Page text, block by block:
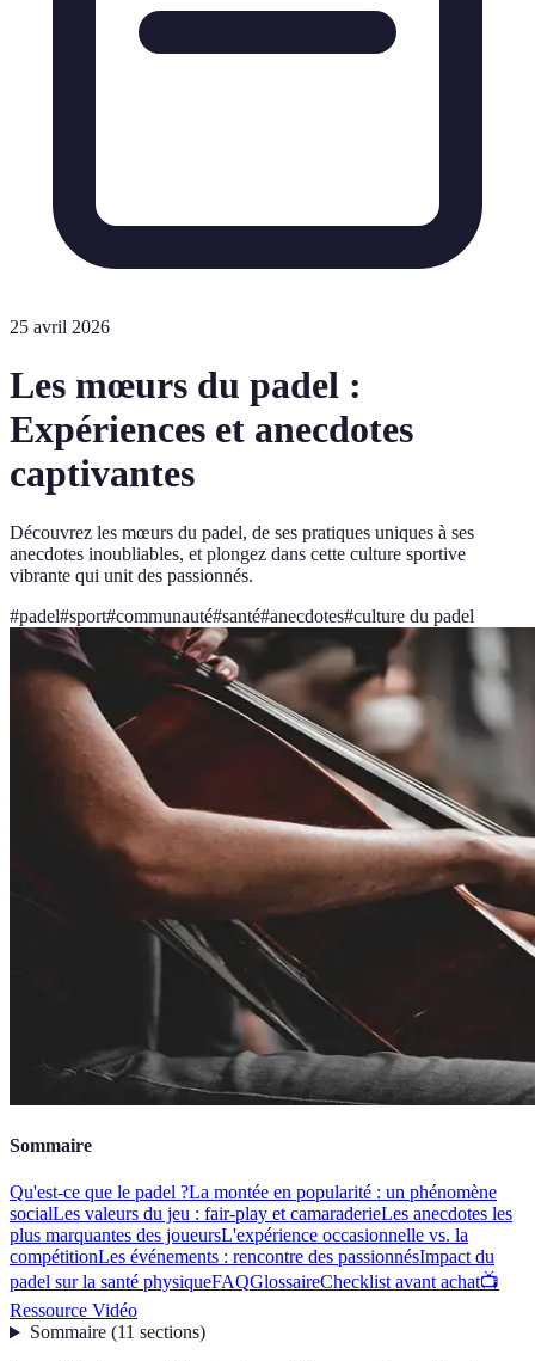
25 avril 2026
Les mœurs du padel :
Expériences et anecdotes
captivantes
Découvrez les mœurs du padel, de ses pratiques uniques à ses
anecdotes inoubliables, et plongez dans cette culture sportive
vibrante qui unit des passionnés.
#padel#sport#communauté#santé#anecdotes#culture du padel
Sommaire
Qu'est-ce que le padel ?La montée en popularité : un phénomène
socialLes valeurs du jeu : fair-play et camaraderieLes anecdotes les
plus marquantes des joueursL'expérience occasionnelle vs. la
compétitionLes événements : rencontre des passionnésImpact du
padel sur la santé physiqueFAQGlossaireChecklist avant achat📺
Ressource Vidéo
Sommaire(11 sections)